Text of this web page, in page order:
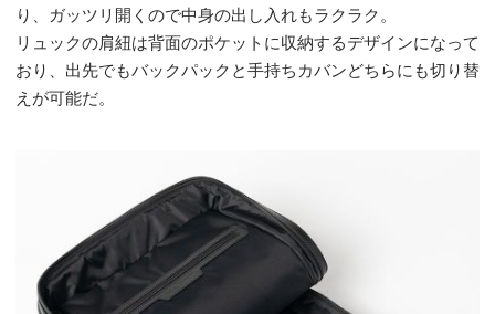
り、ガッツリ開くので中身の出し入れもラクラク。
リュックの肩紐は背面のポケットに収納するデザインになって
おり、出先でもバックパックと手持ちカバンどちらにも切り替
えが可能だ。